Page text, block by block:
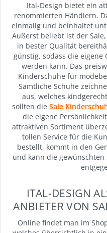
Ital-Design bietet ein
renommierten Händlern.
einmalig und beinhaltet
Äußerst beliebt ist der
in bester Qualität
günstig, sodass die
werden kann. Das
Kinderschuhe für
Sämtliche Schuhe
aus, welches
sollten die Sale
die eigene
attraktiven Sortiment
tollen Service für die
bestellt, kommt in den
und kann die
ITAL-DESIGN
ANBIETER VON
Online findet man im